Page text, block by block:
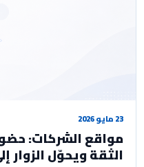
23 مايو 2026
مواقع الشركات:
الثقة ويحوّل الزوار